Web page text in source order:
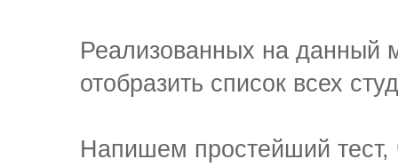
Реализованных на данный
отобразить список всех
Напишем простейший тест,